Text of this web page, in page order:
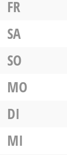
FR
SA
SO
MO
DI
MI